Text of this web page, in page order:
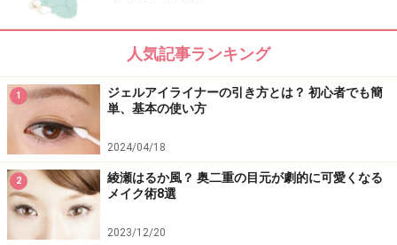
人気記事ランキング
1
ジェルアイライナーの引き方とは？ 初心者でも簡
単、基本の使い方
2024/04/18
2
綾瀬はるか風？ 奥二重の目元が劇的に可愛くなる
メイク術8選
2023/12/20